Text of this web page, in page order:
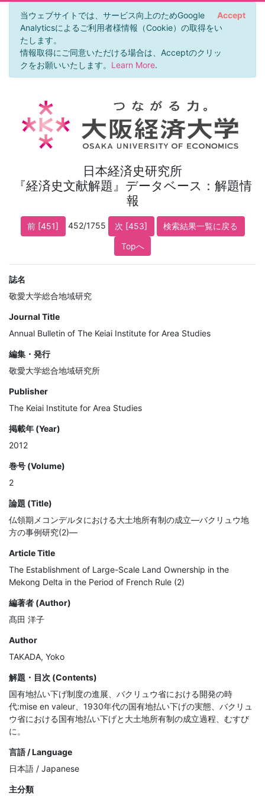
当ウェブサイトでは、サービス向上のためGoogle
Analyticsによるご利用者様情報（Cookie）の取得をい
たします。
情報取得にご同意いただける場合は、Acceptのクリッ
クをお願いいたします。 Learn More.
Accept
日本経済史研究所
『経済史文献解題』データベース：解題情
報
前 [451] 452/1755 次 [453]
検索結果一覧に戻る
Topへ
誌名
敬愛大学総合地域研究
Journal Title
Annual Bulletin of The Keiai Institute for Area Studies
編集・発行
敬愛大学総合地域研究所
Publisher
The Keiai Institute for Area Studies
掲載年 (Year)
2012
巻号 (Volume)
2
論題 (Title)
仏領期メコンデルタにおける大土地所有制の成立―バクリュウ地
方の事例研究(2)―
Article Title
The Establishment of Large-Scale Land Ownership in the
Mekong Delta in the Period of French Rule (2)
編著者 (Author)
髙田 洋子
Author
TAKADA, Yoko
解題・目次 (Contents)
国有地払い下げ制度の進展、バクリュウ省における開発の時
代:mise en valeur、1930年代の国有地払い下げの実態、バクリュ
ウ省における国有地払い下げと大土地所有制の成立過程、むすび
に。
言語 / Language
日本語 / Japanese
主分類